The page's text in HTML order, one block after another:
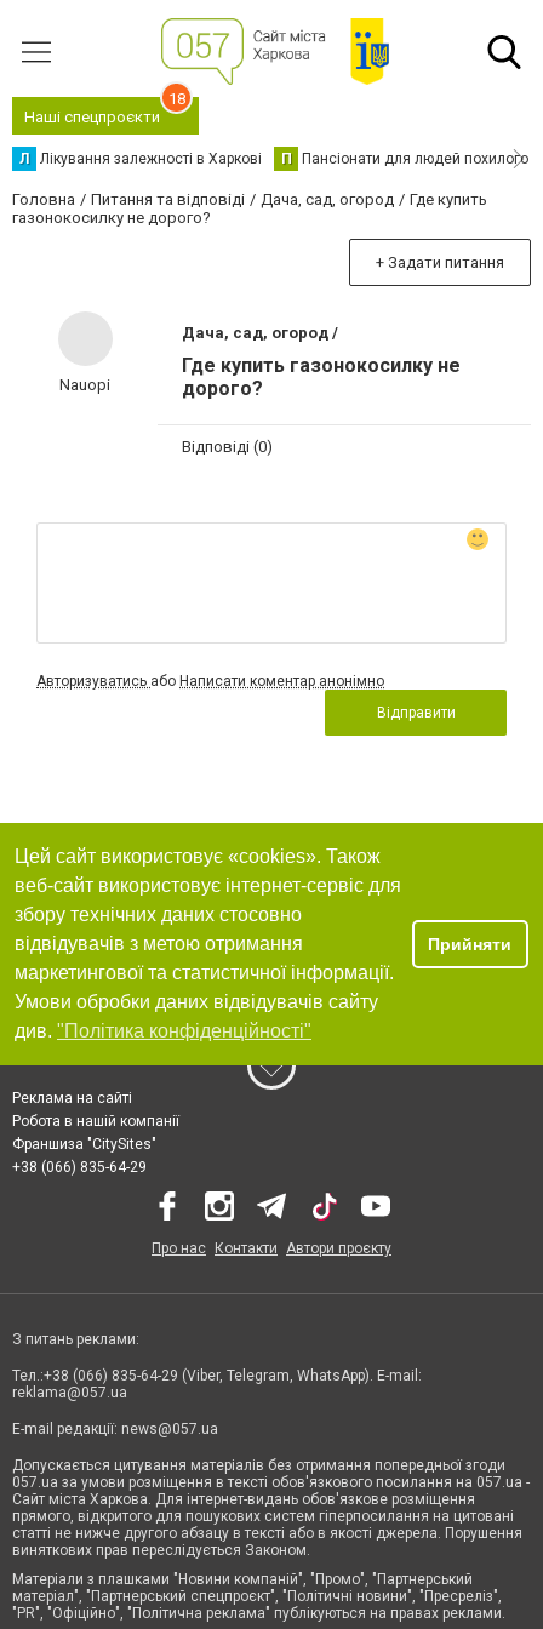
Наші спецпроєкти
18
Л Лікування залежності в Харкові П Пансіонати для людей похилого
Головна Питання та відповіді Дача, сад, огород
Где купить
газонокосилку не дорого?
+ Задати питання
Nauopi
Дача, сад, огород /
Где купить газонокосилку не
дорого?
Відповіді (0)
Авторизуватись або Написати коментар анонімно
Відправити
Цей сайт використовує «cookies». Також
веб-сайт використовує інтернет-сервіс для
збору технічних даних стосовно
відвідувачів з метою отримання
маркетингової та статистичної інформації.
Умови обробки даних відвідувачів сайту
див. "Політика конфіденційності"
Прийняти
Реклама на сайті
Робота в нашій компанії
Франшиза "CitySites"
+38 (066) 835-64-29
Про нас Контакти Автори проєкту
З питань реклами:
Тел.:+38 (066) 835-64-29 (Viber, Telegram, WhatsApp). E-mail:
reklama@057.ua
E-mail редакції: news@057.ua
Допускається цитування матеріалів без отримання попередньої згоди
057.ua за умови розміщення в тексті обов'язкового посилання на 057.ua -
Сайт міста Харкова. Для інтернет-видань обов'язкове розміщення
прямого, відкритого для пошукових систем гіперпосилання на цитовані
статті не нижче другого абзацу в тексті або в якості джерела. Порушення
виняткових прав переслідується Законом.
Матеріали з плашками "Новини компаній", "Промо", "Партнерський
матеріал", "Партнерський спецпроєкт", "Політичні новини", "Пресреліз",
"PR", "Офіційно", "Політична реклама" публікуються на правах реклами.